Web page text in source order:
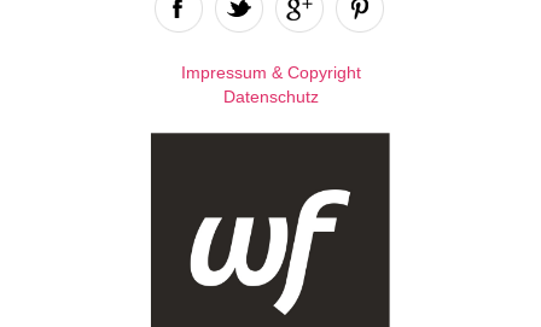
Impressum & Copyright
Datenschutz